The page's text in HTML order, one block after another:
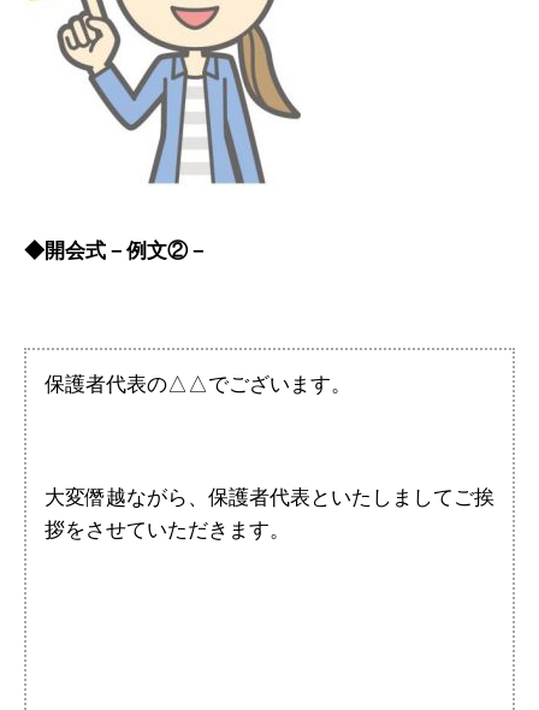
◆開会式－例文②－
保護者代表の△△でございます。
大変僭越ながら、保護者代表といたしましてご挨
拶をさせていただきます。